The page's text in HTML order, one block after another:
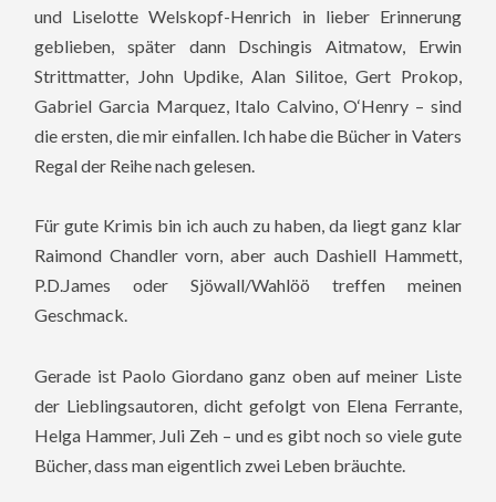
und Liselotte Welskopf-Henrich in lieber Erinnerung
geblieben, später dann Dschingis Aitmatow, Erwin
Strittmatter, John Updike, Alan Silitoe, Gert Prokop,
Gabriel Garcia Marquez, Italo Calvino, O‘Henry – sind
die ersten, die mir einfallen. Ich habe die Bücher in Vaters
Regal der Reihe nach gelesen.
Für gute Krimis bin ich auch zu haben, da liegt ganz klar
Raimond Chandler vorn, aber auch Dashiell Hammett,
P.D.James oder Sjöwall/Wahlöö treffen meinen
Geschmack.
Gerade ist Paolo Giordano ganz oben auf meiner Liste
der Lieblingsautoren, dicht gefolgt von Elena Ferrante,
Helga Hammer, Juli Zeh – und es gibt noch so viele gute
Bücher, dass man eigentlich zwei Leben bräuchte.